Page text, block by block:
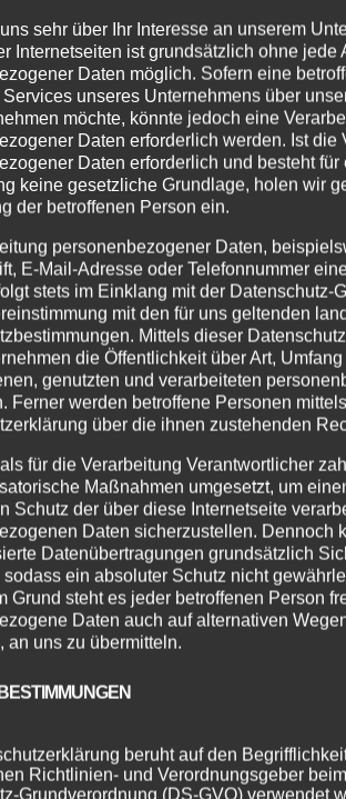
sehr über Ihr Interesse an unserem
Internetseiten ist grundsätzlich ohne jede
Daten möglich. Sofern eine
unseres Unternehmens über
möchte, könnte jedoch eine
Daten erforderlich werden. Ist die
Daten erforderlich und besteht für
keine gesetzliche Grundlage, holen wir
der betroffenen Person ein.
personenbezogener Daten,
E-Mail-Adresse oder Telefonnummer
stets im Einklang mit der Datenschutz-
mit den für uns geltenden
Mittels dieser
die Öffentlichkeit über Art,
genutzten und verarbeiteten
Ferner werden betroffene Personen
über die ihnen zustehenden
für die Verarbeitung Verantwortlicher
Maßnahmen umgesetzt, um
Schutz der über diese Internetseite
Daten sicherzustellen. Dennoch
Datenübertragungen grundsätzlich
ein absoluter Schutz nicht
Grund steht es jeder betroffenen Person
Daten auch auf alternativen
an uns zu übermitteln.
beruht auf den
Richtlinien- und Verordnungsgeber
Grundverordnung (DS-GVO) verwendet